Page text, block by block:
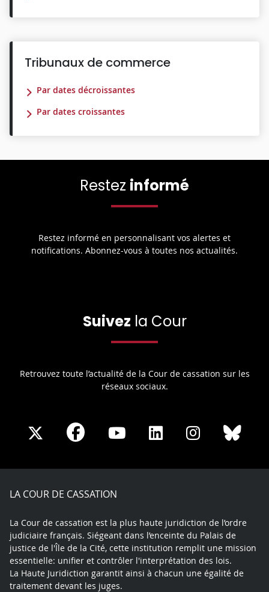
Tribunaux de commerce
Par dates décroissantes
Par dates croissantes
Restez informé
Restez informé en personnalisant vos alertes et
notifications. Abonnez-vous à toutes nos actualités.
Suivez la Cour
Retrouvez toute l’actualité de la Cour de cassation sur les
réseaux sociaux.
Share
X
Share
Facebook
Share
Youtube
Share
LinkedIn
Share
Instagram
LA COUR DE CASSATION
La Cour de cassation est la plus haute juridiction de l’ordre
judiciaire français. Siégeant dans l’enceinte du Palais de
justice de l'Île de la Cité, cette institution remplit une mission
essentielle: unifier et contrôler l'interprétation des lois.
La Haute Juridiction garantit ainsi à chacun une égalité de
traitement devant les juges.